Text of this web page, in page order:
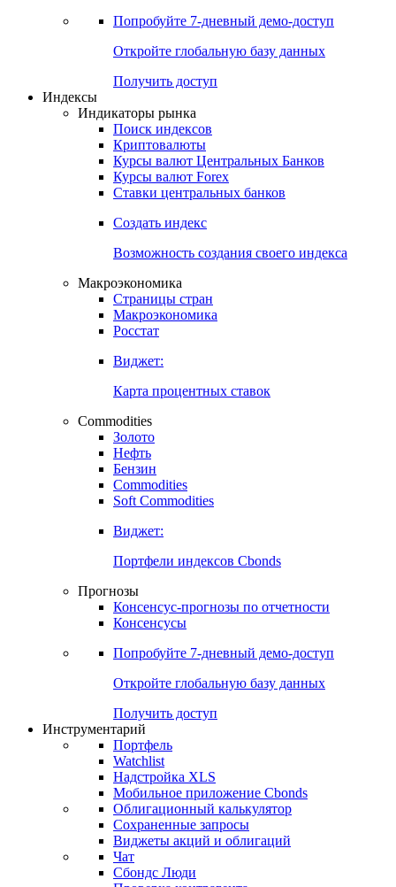
Попробуйте 7-дневный демо-доступ
Откройте глобальную базу данных
Получить доступ
Индексы
Индикаторы рынка
Поиск индексов
Криптовалюты
Курсы валют Центральных Банков
Курсы валют Forex
Ставки центральных банков
Создать индекс
Возможность создания своего индекса
Макроэкономика
Страницы стран
Макроэкономика
Росстат
Виджет:
Карта процентных ставок
Commodities
Золото
Нефть
Бензин
Commodities
Soft Commodities
Виджет:
Портфели индексов Cbonds
Прогнозы
Консенсус-прогнозы по отчетности
Консенсусы
Попробуйте 7-дневный демо-доступ
Откройте глобальную базу данных
Получить доступ
Инструментарий
Портфель
Watchlist
Надстройка XLS
Мобильное приложение Cbonds
Облигационный калькулятор
Сохраненные запросы
Виджеты акций и облигаций
Чат
Сбондс Люди